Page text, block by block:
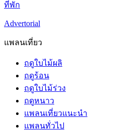
ที่พัก
Advertorial
แพลนเที่ยว
ฤดูใบไม้ผลิ
ฤดูร้อน
ฤดูใบไม้ร่วง
ฤดูหนาว
แพลนเที่ยวแนะนำ
แพลนทั่วไป